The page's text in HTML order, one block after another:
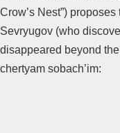
Crow’s Nest”)
Sevryugov (who
disappeared beyond
chertyam sobach’im: